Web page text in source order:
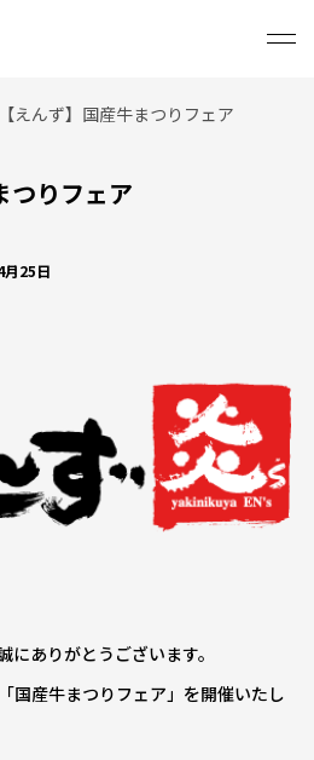
【えんず】国産牛まつりフェア
つりフェア
月25日
ありがとうございます。
国産牛まつりフェア」を開催いたし